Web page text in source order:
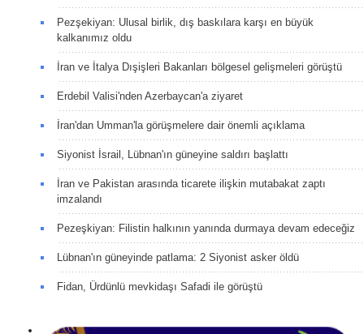
Pezşekiyan: Ulusal birlik, dış baskılara karşı en büyük
kalkanımız oldu
İran ve İtalya Dışişleri Bakanları bölgesel gelişmeleri görüştü
Erdebil Valisi'nden Azerbaycan'a ziyaret
İran'dan Umman'la görüşmelere dair önemli açıklama
Siyonist İsrail, Lübnan'ın güneyine saldırı başlattı
İran ve Pakistan arasında ticarete ilişkin mutabakat zaptı
imzalandı
Pezeşkiyan: Filistin halkının yanında durmaya devam edeceğiz
Lübnan'ın güneyinde patlama: 2 Siyonist asker öldü
Fidan, Ürdünlü mevkidaşı Safadi ile görüştü